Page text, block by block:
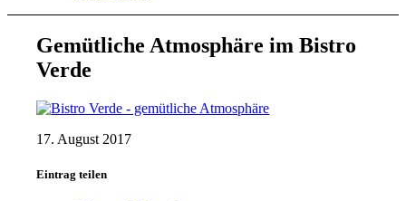
Gemütliche Atmosphäre im Bistro
Verde
17. August 2017
Eintrag teilen